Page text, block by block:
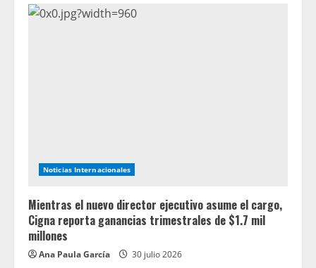
Noticias Internacionales
Mientras el nuevo director ejecutivo asume el cargo,
Cigna reporta ganancias trimestrales de $1.7 mil
millones
Ana Paula García 30 julio 2026